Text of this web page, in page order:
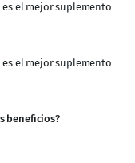
es el mejor suplemento
es el mejor suplemento
beneficios?